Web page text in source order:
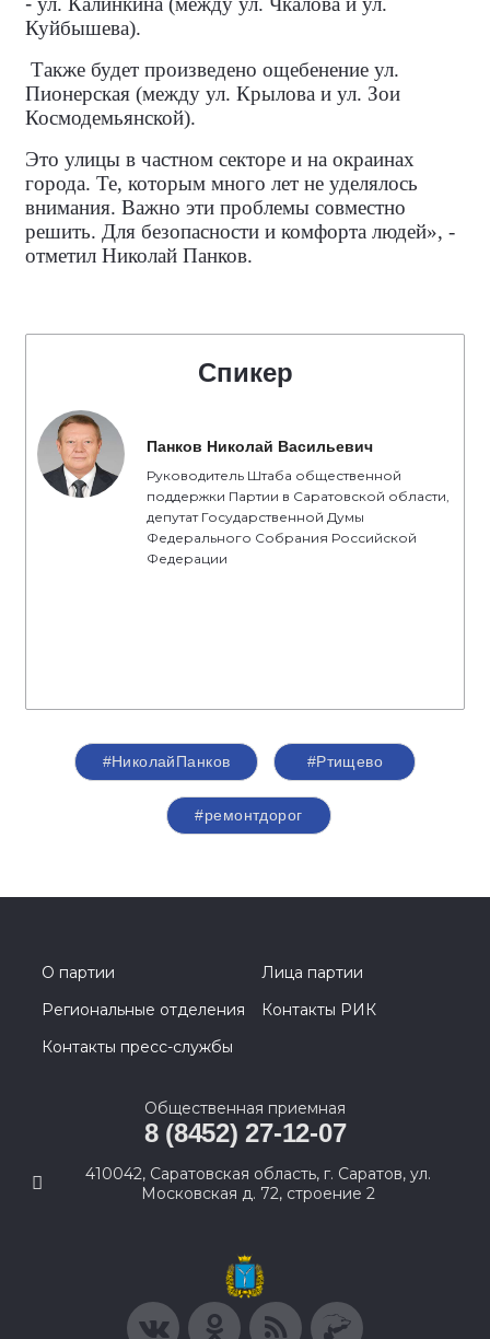
Куйбышева).
Также будет произведено ощебенение ул.
Пионерская (между ул. Крылова и ул. Зои
Космодемьянской).
Это улицы в частном секторе и на окраинах
города. Те, которым много лет не уделялось
внимания. Важно эти проблемы совместно
решить. Для безопасности и комфорта людей», -
отметил Николай Панков.
Спикер
Панков Николай Васильевич
Руководитель Штаба общественной
поддержки Партии в Саратовской области,
депутат Государственной Думы
Федерального Собрания Российской
Федерации
#НиколайПанков #Ртищево
#ремонтдорог
О партии
Лица партии
Региональные отделения
Контакты РИК
Контакты пресс-службы
Общественная приемная
8 (8452) 27-12-07
410042, Саратовская область, г. Саратов, ул.
Московская д. 72, строение 2